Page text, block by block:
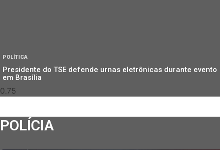
POLÍTICA
Presidente do TSE defende urnas eletrônicas durante evento
em Brasília
POLÍCIA